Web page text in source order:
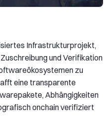
Infrastrukturprojekt,
und Verifikation
zu
eine transparente
Abhängigkeiten
onchain verifiziert